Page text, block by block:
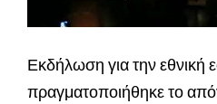
Εκδήλωση για την εθνική
πραγματοποιήθηκε το